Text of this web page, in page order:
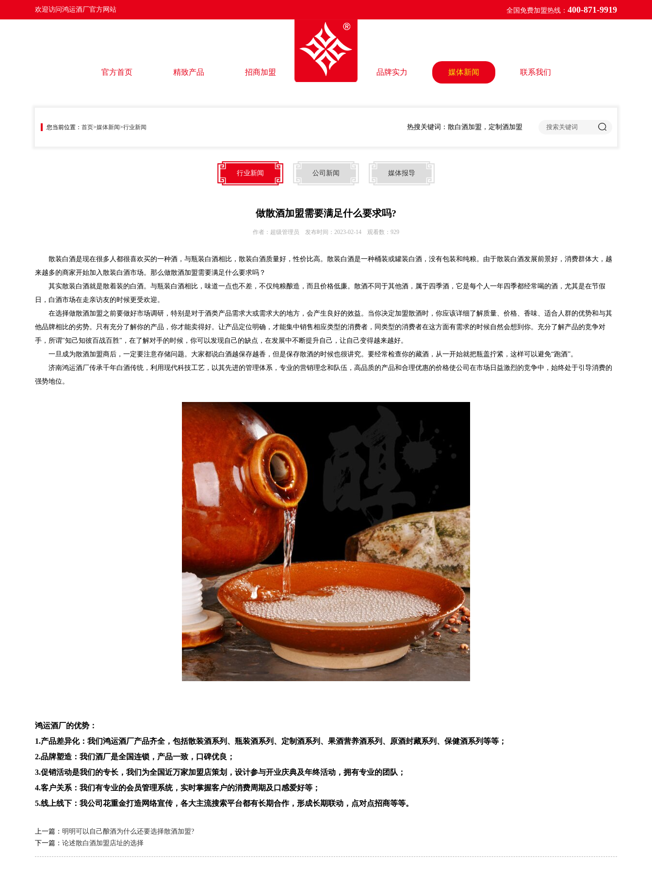
欢迎访问鸿运酒厂官方网站 全国免费加盟热线： 400-871-9919
官方首页 精致产品 招商加盟 品牌实力 媒体新闻 联系我们
您当前位置： 首页>媒体新闻>行业新闻 热搜关键词：散白酒加盟，定制酒加盟
行业新闻 公司新闻 媒体报导
做散酒加盟需要满足什么要求吗?
作者：超级管理员 发布时间：2023-02-14 观看数：929
散装白酒是现在很多人都很喜欢买的一种酒，与瓶装白酒相比，散装白酒质量好，性价比高。散装白酒是一种桶装或罐装白酒，没有包装和纯粮。由于散装白酒发展前景好，消费群体大，越
来越多的商家开始加入散装白酒市场。那么做散酒加盟需要满足什么要求吗？
其实散装白酒就是散着装的白酒。与瓶装白酒相比，味道一点也不差，不仅纯粮酿造，而且价格低廉。散酒不同于其他酒，属于四季酒，它是每个人一年四季都经常喝的酒，尤其是在节假
日，白酒市场在走亲访友的时候更受欢迎。
在选择做散酒加盟之前要做好市场调研，特别是对于酒类产品需求大或需求大的地方，会产生良好的效益。当你决定加盟散酒时，你应该详细了解质量、价格、香味、适合人群的优势和与其
他品牌相比的劣势。只有充分了解你的产品，你才能卖得好。让产品定位明确，才能集中销售相应类型的消费者，同类型的消费者在这方面有需求的时候自然会想到你。充分了解产品的竞争对
手，所谓"知己知彼百战百胜"，在了解对手的时候，你可以发现自己的缺点，在发展中不断提升自己，让自己变得越来越好。
一旦成为散酒加盟商后，一定要注意存储问题。大家都说白酒越保存越香，但是保存散酒的时候也很讲究。要经常检查你的藏酒，从一开始就把瓶盖拧紧，这样可以避免“跑酒”。
济南鸿运酒厂传承千年白酒传统，利用现代科技工艺，以其先进的管理体系，专业的营销理念和队伍，高品质的产品和合理优惠的价格使公司在市场日益激烈的竞争中，始终处于引导消费的
强势地位。
鸿运酒厂的优势：
1.产品差异化：我们鸿运酒厂产品齐全，包括散装酒系列、瓶装酒系列、定制酒系列、果酒营养酒系列、原酒封藏系列、保健酒系列等等；
2.品牌塑造：我们酒厂是全国连锁，产品一致，口碑优良；
3.促销活动是我们的专长，我们为全国近万家加盟店策划，设计参与开业庆典及年终活动，拥有专业的团队；
4.客户关系：我们有专业的会员管理系统，实时掌握客户的消费周期及口感爱好等；
5.线上线下：我公司花重金打造网络宣传，各大主流搜索平台都有长期合作，形成长期联动，点对点招商等等。
上一篇： 明明可以自己酿酒为什么还要选择散酒加盟?
下一篇： 论述散白酒加盟店址的选择